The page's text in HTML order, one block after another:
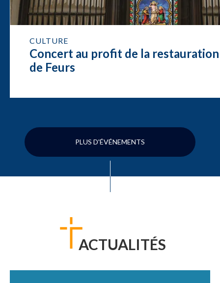
CULTURE
Concert au profit de la restauration
de Feurs
PLUS D'ÉVÉNEMENTS
ACTUALITÉS